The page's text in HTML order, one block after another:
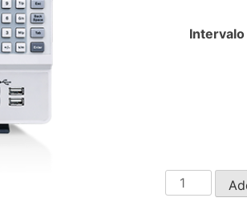
SNA5000A
quantity